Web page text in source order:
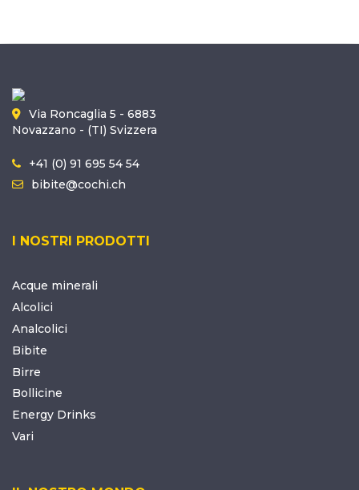
Via Roncaglia 5 - 6883
Novazzano - (TI) Svizzera
+41 (0) 91 695 54 54
bibite@cochi.ch
I NOSTRI PRODOTTI
Acque minerali
Alcolici
Analcolici
Bibite
Birre
Bollicine
Energy Drinks
Vari